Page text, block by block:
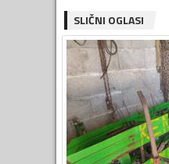
SLIČNI OGLASI